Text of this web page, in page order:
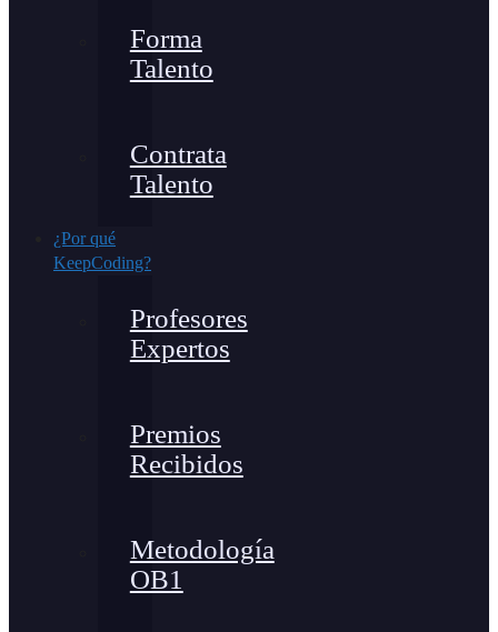
Forma
Talento
Contrata
Talento
¿Por qué
KeepCoding?
Profesores
Expertos
Premios
Recibidos
Metodología
OB1